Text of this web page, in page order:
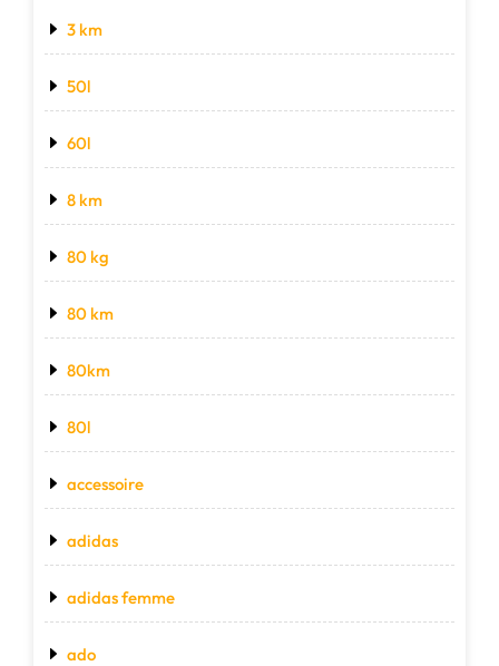
3 km
50l
60l
8 km
80 kg
80 km
80km
80l
accessoire
adidas
adidas femme
ado